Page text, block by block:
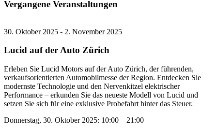
Vergangene Veranstaltungen
30. Oktober 2025 - 2. November 2025
Lucid auf der Auto Zürich
Erleben Sie Lucid Motors auf der Auto Zürich, der führenden,
verkaufsorientierten Automobilmesse der Region. Entdecken Sie
modernste Technologie und den Nervenkitzel elektrischer
Performance – erkunden Sie das neueste Modell von Lucid und
setzen Sie sich für eine exklusive Probefahrt hinter das Steuer.
Donnerstag, 30. Oktober 2025: 10:00 – 21:00